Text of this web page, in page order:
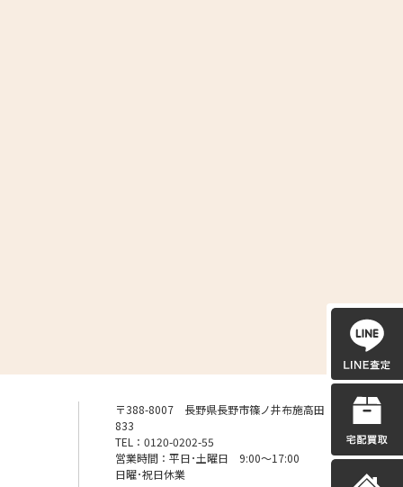
〒388-8007 長野県長野市篠ノ井布施高田
833
TEL：0120-0202-55
営業時間：平日･土曜日 9:00〜17:00
日曜･祝日休業